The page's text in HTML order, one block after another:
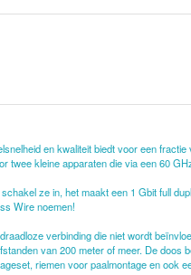
en kwaliteit biedt voor een fractie
twee kleine apparaten die via een 60
ze in, het maakt een 1 Gbit full
Wire noemen!
verbinding die niet wordt
van 200 meter of meer. De doos
riemen voor paalmontage en ook